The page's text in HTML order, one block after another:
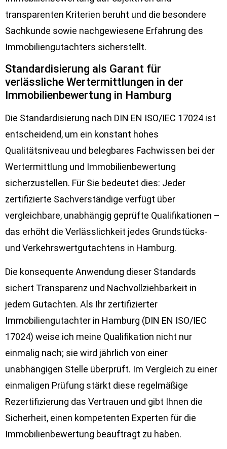
transparenten Kriterien beruht und die besondere
Sachkunde sowie nachgewiesene Erfahrung des
Immobiliengutachters sicherstellt.
Standardisierung als Garant für
verlässliche Wertermittlungen in der
Immobilienbewertung in Hamburg
Die Standardisierung nach DIN EN ISO/IEC 17024 ist
entscheidend, um ein konstant hohes
Qualitätsniveau und belegbares Fachwissen bei der
Wertermittlung und Immobilienbewertung
sicherzustellen. Für Sie bedeutet dies: Jeder
zertifizierte Sachverständige verfügt über
vergleichbare, unabhängig geprüfte Qualifikationen –
das erhöht die Verlässlichkeit jedes Grundstücks-
und Verkehrswertgutachtens in Hamburg.
Die konsequente Anwendung dieser Standards
sichert Transparenz und Nachvollziehbarkeit in
jedem Gutachten. Als Ihr zertifizierter
Immobiliengutachter in Hamburg (DIN EN ISO/IEC
17024) weise ich meine Qualifikation nicht nur
einmalig nach; sie wird jährlich von einer
unabhängigen Stelle überprüft. Im Vergleich zu einer
einmaligen Prüfung stärkt diese regelmäßige
Rezertifizierung das Vertrauen und gibt Ihnen die
Sicherheit, einen kompetenten Experten für die
Immobilienbewertung beauftragt zu haben.